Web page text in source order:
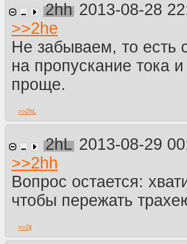
2hh 2013-08-28
>>2he
Не забываем, то есть
на пропускание тока
проще.
>>2hL
2hL 2013-08-29
>>2hh
Вопрос остается:
чтобы пережать
>>2jl